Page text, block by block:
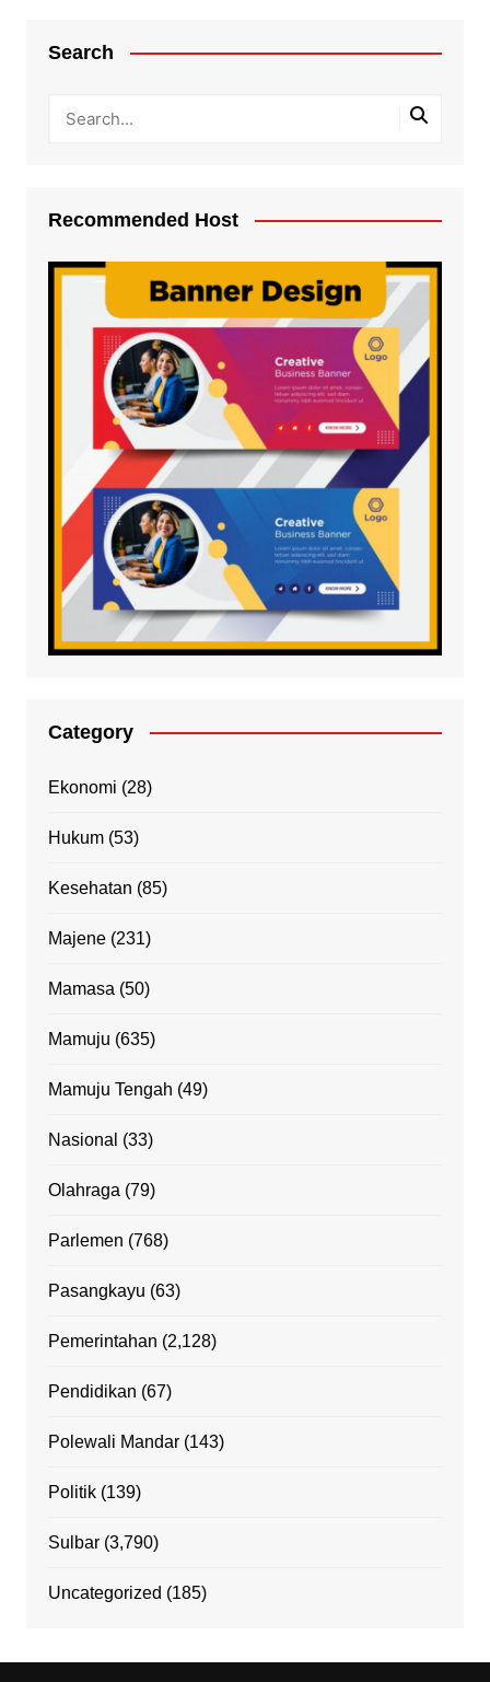
Search
Recommended Host
Category
Ekonomi (28)
Hukum(53)
Kesehatan (85)
Majene(231)
Mamasa (50)
Mamuju (635)
Mamuju Tengah (49)
Nasional (33)
Olahraga (79)
Parlemen (768)
Pasangkayu (63)
Pemerintahan (2,128)
Pendidikan (67)
Polewali Mandar(143)
Politik(139)
Sulbar(3,790)
Uncategorized (185)